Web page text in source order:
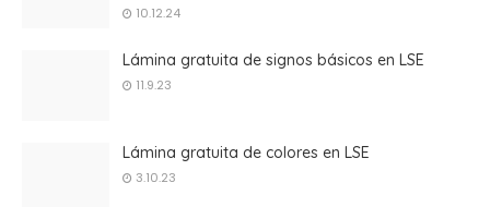
10.12.24
Lámina gratuita de signos básicos en LSE
11.9.23
Lámina gratuita de colores en LSE
3.10.23